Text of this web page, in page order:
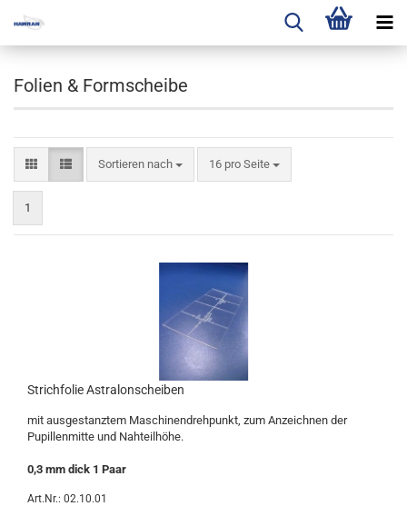
Folien & Formscheibe
Sortieren nach
Sortieren nach 16 pro Seite
pro Seite
1
Strichfolie Astralonscheiben
mit ausgestanztem Maschinendrehpunkt, zum Anzeichnen der
Pupillenmitte und Nahteilhöhe.
0,3 mm dick 1 Paar
Art.Nr.: 02.10.01